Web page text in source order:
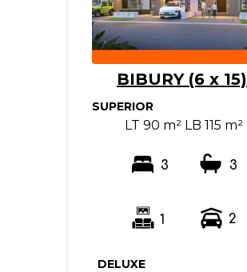
BIBURY (6 x 15)
LT 90 m² LB 115 m²
SUPERIOR
3
DELUXE
3
2
1